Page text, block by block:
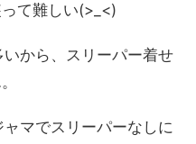
て難しい(>_<)
から、スリーパー着せ
マでスリーパーなしに